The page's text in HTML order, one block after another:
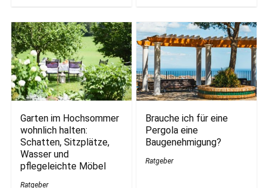
Garten im Hochsommer
wohnlich halten:
Schatten, Sitzplätze,
Wasser und
pflegeleichte Möbel
Ratgeber
Brauche ich für eine
Pergola eine
Baugenehmigung?
Ratgeber